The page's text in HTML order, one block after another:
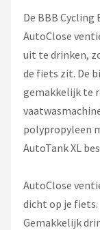
De BBB Cycling
AutoClose
uit te drinken,
de fiets zit. De
gemakkelijk te
polypropyleen
AutoTank XL
AutoClose
dicht op je fiets.
Gemakkelijk